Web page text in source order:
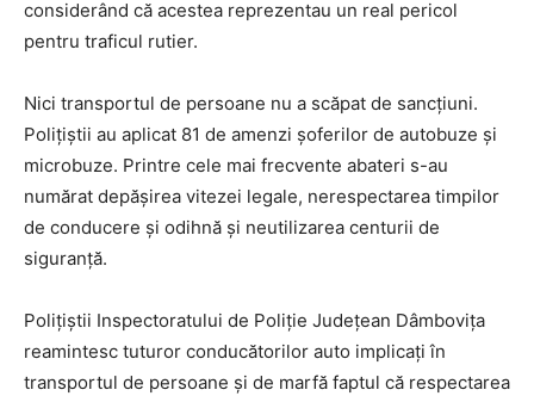
considerând că acestea reprezentau un real pericol
pentru traficul rutier.
Nici transportul de persoane nu a scăpat de sancțiuni.
Polițiștii au aplicat 81 de amenzi șoferilor de autobuze și
microbuze. Printre cele mai frecvente abateri s-au
numărat depășirea vitezei legale, nerespectarea timpilor
de conducere și odihnă și neutilizarea centurii de
siguranță.
Polițiștii Inspectoratului de Poliție Județean Dâmbovița
reamintesc tuturor conducătorilor auto implicați în
transportul de persoane și de marfă faptul că respectarea